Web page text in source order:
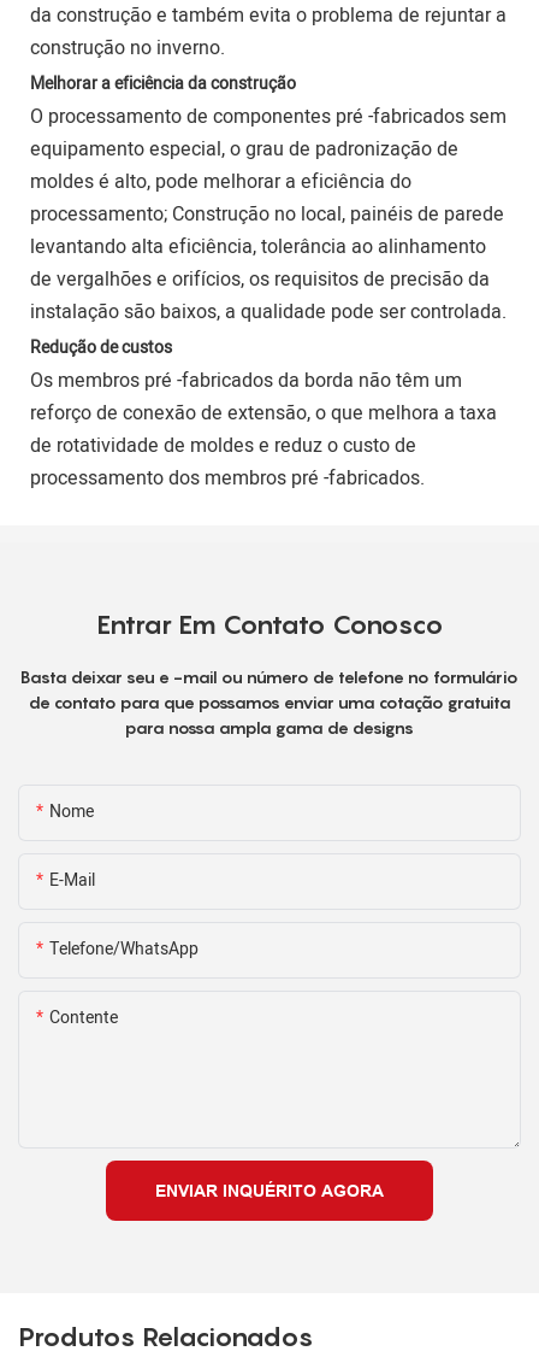
da construção e também evita o problema de rejuntar a
construção no inverno.
Melhorar a eficiência da construção
O processamento de componentes pré -fabricados sem
equipamento especial, o grau de padronização de
moldes é alto, pode melhorar a eficiência do
processamento; Construção no local, painéis de parede
levantando alta eficiência, tolerância ao alinhamento
de vergalhões e orifícios, os requisitos de precisão da
instalação são baixos, a qualidade pode ser controlada.
Redução de custos
Os membros pré -fabricados da borda não têm um
reforço de conexão de extensão, o que melhora a taxa
de rotatividade de moldes e reduz o custo de
processamento dos membros pré -fabricados.
Entrar Em Contato Conosco
Basta deixar seu e -mail ou número de telefone no formulário
de contato para que possamos enviar uma cotação gratuita
para nossa ampla gama de designs
Nome
E-Mail
Telefone/WhatsApp
Contente
ENVIAR INQUÉRITO AGORA
Produtos Relacionados